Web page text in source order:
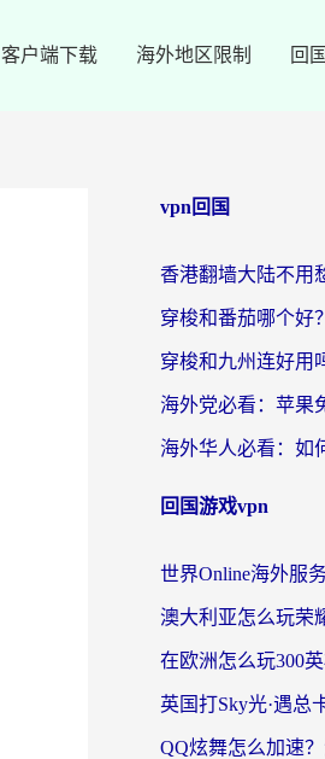
客户端下载 海外地区限制 回
vpn回国
回国游戏vpn